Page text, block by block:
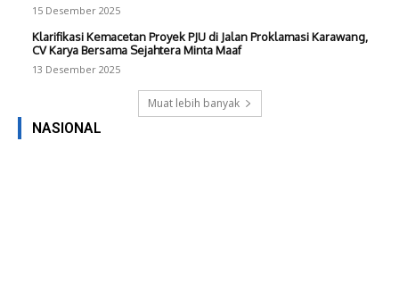
15 Desember 2025
Klarifikasi Kemacetan Proyek PJU di Jalan Proklamasi Karawang,
CV Karya Bersama Sejahtera Minta Maaf
13 Desember 2025
Muat lebih banyak
NASIONAL